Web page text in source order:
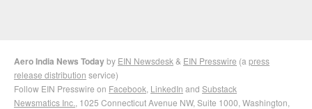
Aero India News Todayby EIN Newsdesk & EIN Presswire (a press
release distribution service)
Follow EIN Presswire on Facebook LinkedIn and Substack
Newsmatics Inc. , 1025 Connecticut Avenue NW, Suite 1000, Washington,